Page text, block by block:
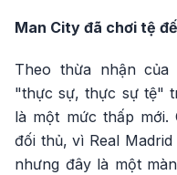
Man City đã chơi tệ
Theo thừa nhận của
"thực sự, thực sự tệ"
là một mức thấp
đối thủ, vì Real
nhưng đây là một